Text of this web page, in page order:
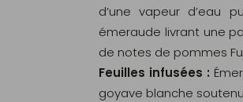
d’une vapeur d’eau
émeraude livrant une
de notes de pommes
Feuilles infusées :
goyave blanche